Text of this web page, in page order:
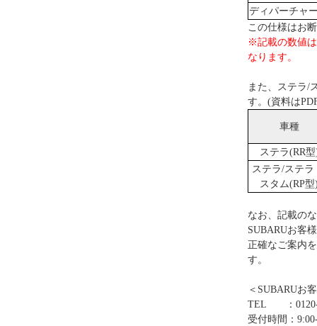
ディパーチャ
この仕様はお
※記載の数値
なります。
また、ステラ/
す。(資料は
車種
ステラ(RR
ステラ/ステラ
スタム(RP型
なお、記載の
SUBARUお客
正確なご案内
す。
＜SUBARUお
TEL ：0120-
受付時間：